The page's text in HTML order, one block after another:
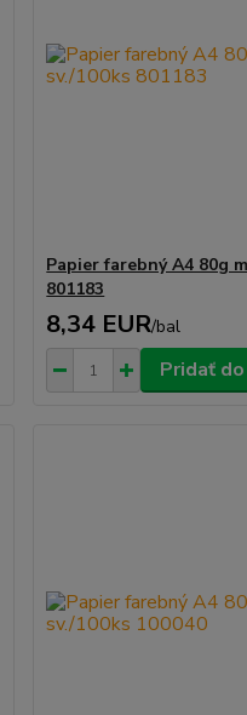
Papier farebný A4 80g
801183
8,34 EUR/bal
Pridať